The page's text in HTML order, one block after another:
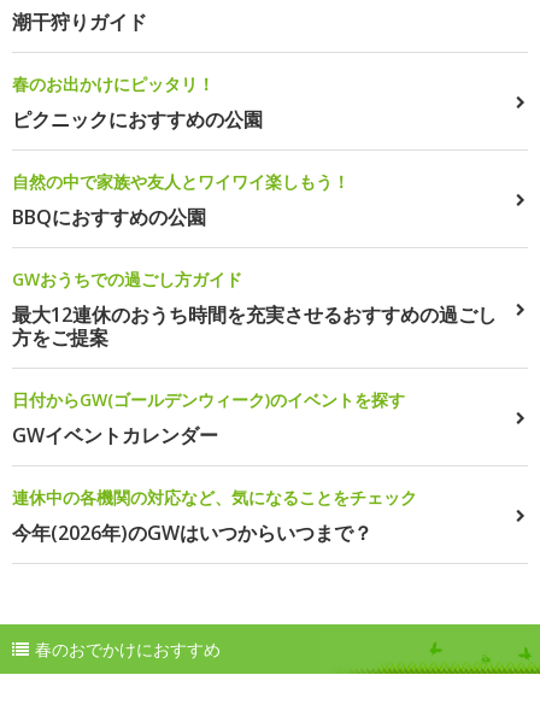
潮干狩りガイド
春のお出かけにピッタリ！
ピクニックにおすすめの公園
自然の中で家族や友人とワイワイ楽しもう！
BBQにおすすめの公園
GWおうちでの過ごし方ガイド
最大12連休のおうち時間を充実させるおすすめの過ごし
方をご提案
日付からGW(ゴールデンウィーク)のイベントを探す
GWイベントカレンダー
連休中の各機関の対応など、気になることをチェック
今年(2026年)のGWはいつからいつまで？
春のおでかけにおすすめ